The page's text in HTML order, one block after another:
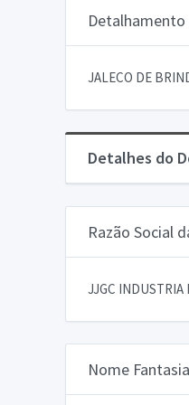
JALECO DE
Detalhes do
Razão Social
JJGC INDUSTRIA
Nome Fantasia